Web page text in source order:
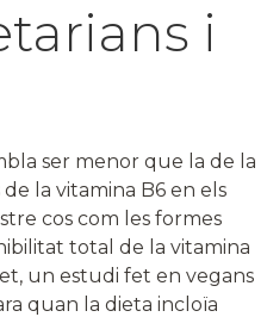
i
ser menor que la de la
la vitamina B6 en els
cos com les formes
total de la vitamina
un estudi fet en vegans
quan la dieta incloïa